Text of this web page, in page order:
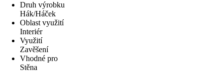
Druh výrobku
Hák/Háček
Oblast využití
Interiér
Využití
Zavěšení
Vhodné pro
Stěna